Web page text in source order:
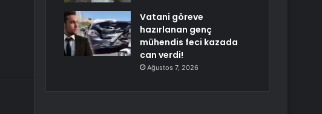
Vatani göreve
hazırlanan genç
mühendis feci kazada
can verdi!
Ağustos 7, 2026